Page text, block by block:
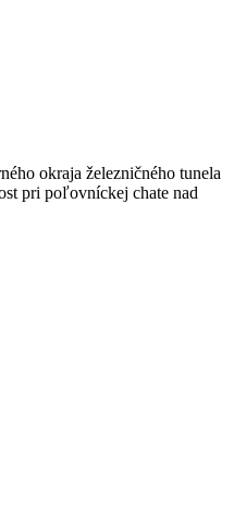
okraja železničného tunela
pri poľovníckej chate nad